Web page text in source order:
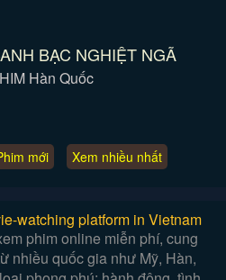
BẠC NGHIỆT NGÃ
Hàn Quốc
mới Xem nhiều nhất
watching platform in Vietnam
phim online miễn phí, cung
nhiều quốc gia như Mỹ, Hàn,